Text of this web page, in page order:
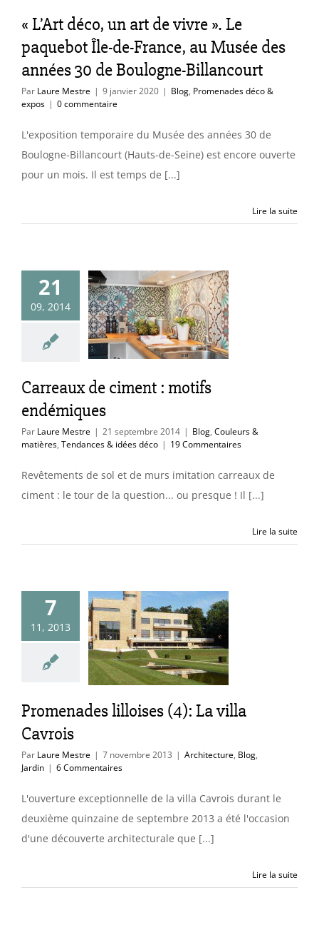
expos
« L’Art déco, un art de vivre ». Le
paquebot Île-de-France, au Musée des
années 30 de Boulogne-Billancourt
Par Laure Mestre | 9 janvier 2020 | Blog, Promenades déco &
expos | 0 commentaire
L'exposition temporaire du Musée des années 30 de
Boulogne-Billancourt (Hauts-de-Seine) est encore ouverte
pour un mois. Il est temps de [...]
Lire la suite
21
09, 2014
de ciment
motifs
Carreaux de ciment : motifs
endémiques
Par Laure Mestre | 21 septembre 2014 | Blog, Couleurs &
matières, Tendances & idées déco | 19 Commentaires
Revêtements de sol et de murs imitation carreaux de
ciment : le tour de la question... ou presque ! Il [...]
Lire la suite
7
11, 2013
(4): La villa
Promenades lilloises (4): La villa
Cavrois
Par Laure Mestre | 7 novembre 2013 | Architecture, Blog,
Jardin | 6 Commentaires
L'ouverture exceptionnelle de la villa Cavrois durant le
deuxième quinzaine de septembre 2013 a été l'occasion
d'une découverte architecturale que [...]
Lire la suite